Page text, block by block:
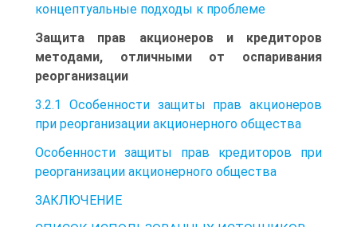
концептуальные подходы к проблеме
Защита прав акционеров и кредиторов
методами, отличными от оспаривания
реорганизации
3.2.1 Особенности защиты прав акционеров
при реорганизации акционерного общества
Особенности защиты прав кредиторов при
реорганизации акционерного общества
ЗАКЛЮЧЕНИЕ